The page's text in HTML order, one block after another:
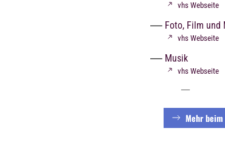
vhs Webseite
Foto, Film und
vhs Webseite
Musik
vhs Webseite
Mehr